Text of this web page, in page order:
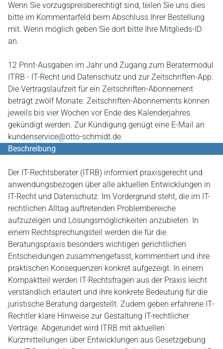
Wenn Sie vorzugspreisberechtigt sind, teilen Sie uns dies
bitte im Kommentarfeld beim Abschluss Ihrer Bestellung
mit. Wenn möglich geben Sie dort bitte Ihre Mitglieds-ID
an.
12 Print-Ausgaben im Jahr und Zugang zum Beratermodul
ITRB - IT-Recht und Datenschutz und zur Zeitschriften-App.
Die Vertragslaufzeit für ein Zeitschriften-Abonnement
beträgt zwölf Monate. Zeitschriften-Abonnements können
jeweils bis vier Wochen vor Ende des Kalenderjahres
gekündigt werden. Zur Kündigung genügt eine E-Mail an
kundenservice@otto-schmidt.de.
Beschreibung
Der IT-Rechtsberater (ITRB) informiert praxisgerecht und
anwendungsbezogen über alle aktuellen Entwicklungen in
IT-Recht und Datenschutz. Im Vordergrund steht, die im IT-
rechtlichen Alltag auftretenden Problembereiche
aufzuzeigen und Lösungsmöglichkeiten anzubieten. In
einem Rechtsprechungsteil werden die für die
Beratungspraxis besonders wichtigen gerichtlichen
Entscheidungen zusammengefasst, kommentiert und ihre
praktischen Konsequenzen konkret aufgezeigt. In einem
Kompaktteil werden IT-Rechtsfragen aus der Praxis leicht
verständlich erläutert und ihre konkrete Bedeutung für die
juristische Beratung dargestellt. Zudem geben erfahrene IT-
Rechtler klare Hinweise zur Gestaltung IT-rechtlicher
Verträge. Abgerundet wird ITRB mit aktuellen
Kurzmitteilungen über Entwicklungen aus Gesetzgebung